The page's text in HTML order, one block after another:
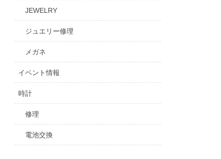
JEWELRY
ジュエリー修理
メガネ
イベント情報
時計
修理
電池交換